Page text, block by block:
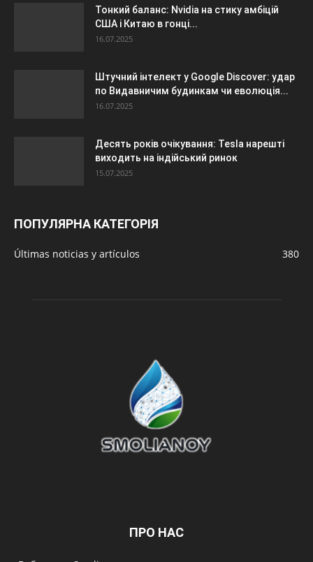
Тонкий баланс: Nvidia на стику амбіцій
США і Китаю в гонці...
16.07.2025
Штучний інтелект у Google Discover: удар
по Видавничим будинкам чи еволюція...
16.07.2025
Десять років очікування: Tesla нарешті
виходить на індійський ринок
15.07.2025
ПОПУЛЯРНА КАТЕГОРІЯ
Últimas noticias y artículos 380
ПРО НАС